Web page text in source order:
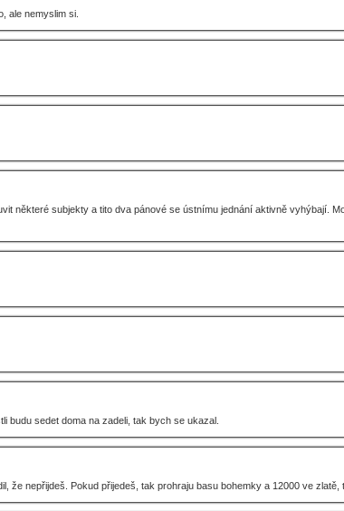
ale nemyslim si.
některé subjekty a tito dva pánové se ústnímu jednání aktivně vyhýbají.
budu sedet doma na zadeli, tak bych se ukazal.
že nepřijdeš. Pokud přijedeš, tak prohraju basu bohemky a 12000 ve